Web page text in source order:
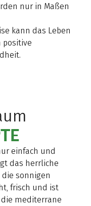
nur in Maßen
kann das Leben
positive
einfach und
das herrliche
sonnigen
frisch und ist
mediterrane